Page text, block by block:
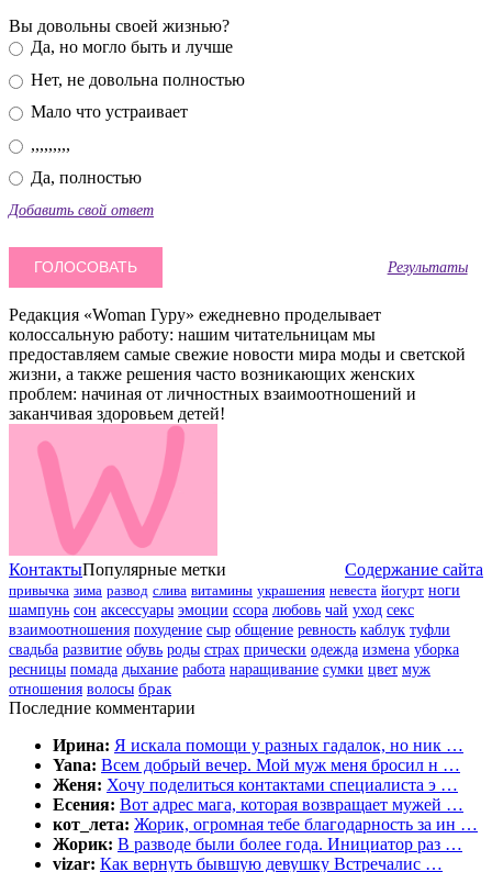
Вы довольны своей жизнью?
Да, но могло быть и лучше
Нет, не довольна полностью
Мало что устраивает
,,,,,,,,,
Да, полностью
Добавить свой ответ
Результаты
Редакция «Woman Гуру» ежедневно проделывает
колоссальную работу: нашим читательницам мы
предоставляем самые свежие новости мира моды и светской
жизни, а также решения часто возникающих женских
проблем: начиная от личностных взаимоотношений и
заканчивая здоровьем детей!
Контакты Содержание сайта
Популярные метки
привычка зима развод слива витамины украшения невеста йогурт ноги
шампунь сон аксессуары эмоции ссора любовь чай уход секс
взаимоотношения похудение сыр общение ревность каблук туфли
свадьба развитие обувь роды страх прически одежда измена уборка
ресницы помада дыхание работа наращивание сумки цвет муж
отношения волосы брак
Последние комментарии
Ирина: Я искала помощи у разных гадалок, но ник …
Yana: Всем добрый вечер. Мой муж меня бросил н …
Женя: Хочу поделиться контактами специалиста э …
Есения: Вот адрес мага, которая возвращает мужей …
кот_лета: Жорик, огромная тебе благодарность за ин …
Жорик: В разводе были более года. Инициатор раз …
vizar: Как вернуть бывшую девушку Встречалис …